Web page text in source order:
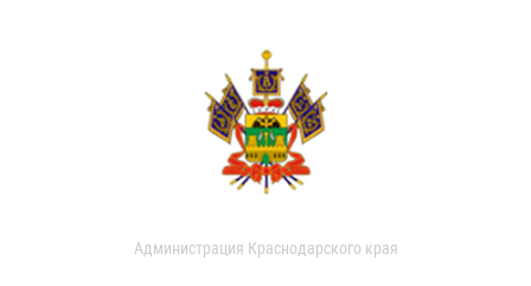
Администрация Краснодарского края